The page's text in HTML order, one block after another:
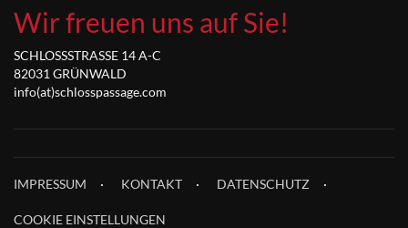
Wir freuen uns auf Sie!
SCHLOSSSTRASSE 14 A-C
82031 GRÜNWALD
info(at)schlosspassage.com
IMPRESSUM KONTAKT DATENSCHUTZ
COOKIE EINSTELLUNGEN